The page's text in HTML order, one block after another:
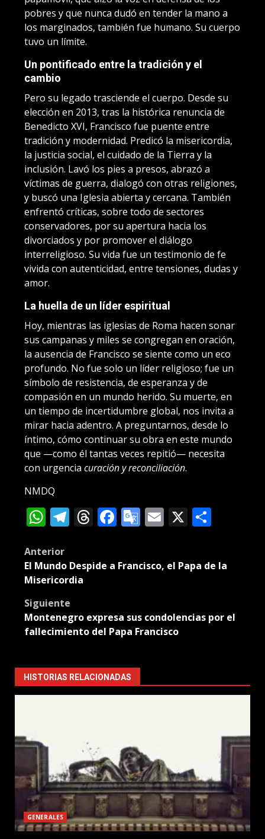
pobres y que nunca dudó en tender la mano a
los marginados, también fue humano. Su cuerpo
tuvo un límite.
Un pontificado entre la tradición y el
cambio
Pero su legado trasciende el cuerpo. Desde su
elección en 2013, tras la histórica renuncia de
Benedicto XVI, Francisco fue puente entre
tradición y modernidad. Predicó la misericordia,
la justicia social, el cuidado de la Tierra y la
inclusión. Lavó los pies a presos, abrazó a
víctimas de guerra, dialogó con otras religiones,
y buscó una Iglesia abierta y cercana. También
enfrentó críticas, sobre todo de sectores
conservadores, por su apertura hacia los
divorciados y por promover el diálogo
interreligioso. Su vida fue un testimonio de fe
vivida con autenticidad, entre tensiones, dudas y
amor.
La huella de un líder espiritual
Hoy, mientras las iglesias de Roma hacen sonar
sus campanas y miles se congregan en oración,
la ausencia de Francisco se siente como un eco
profundo. No fue solo un líder religioso; fue un
símbolo de resistencia, de esperanza y de
compasión en un mundo herido. Su muerte, en
un tiempo de incertidumbre global, nos invita a
mirar hacia adentro. A preguntarnos, desde lo
íntimo, cómo continuar su obra en este mundo
que —como él tantas veces repitió— necesita
con urgencia curación y reconciliación.
NMDQ
WhatsApp
Telegram
Threads
Facebook
Google
Email
X
Post
navigation
Anterior
El Mundo Despide a Francisco, el Papa de la
Misericordia
Siguiente
Montenegro expresa sus condolencias por el
fallecimiento del Papa Francisco
HISTORIAS RELACIONADAS
GENERALES